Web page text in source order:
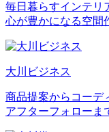
毎日暮らすインテリ
心が豊かになる空間
大川ビジネス
商品提案からコーデ
アフターフォローま